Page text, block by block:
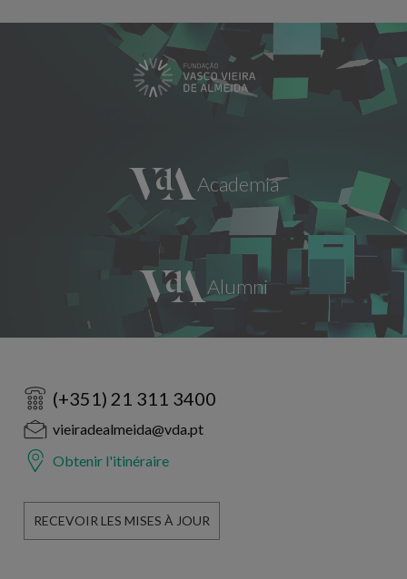
(+351) 21 311 3400
vieiradealmeida@vda.pt
Obtenir l'itinéraire
RECEVOIR LES MISES À JOUR